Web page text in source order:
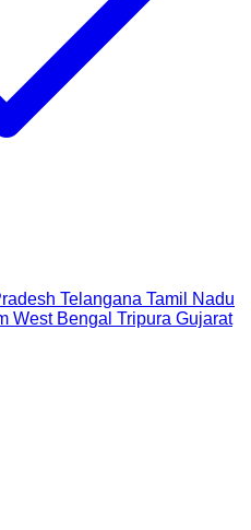
Telangana Tamil Nadu
West Bengal Tripura Gujarat